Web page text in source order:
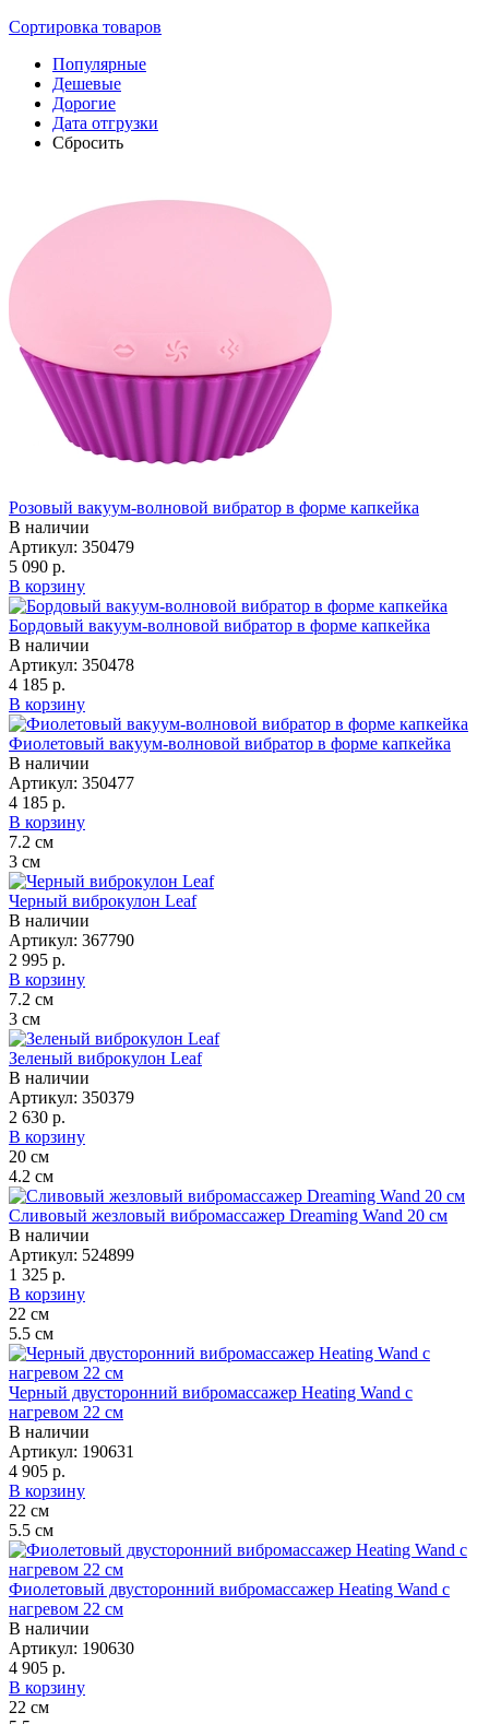
Сортировка товаров
Популярные
Дешевые
Дорогие
Дата отгрузки
Сбросить
Розовый вакуум-волновой вибратор в форме капкейка
В наличии
Артикул: 350479
5 090 р.
В корзину
Бордовый вакуум-волновой вибратор в форме капкейка
В наличии
Артикул: 350478
4 185 р.
В корзину
Фиолетовый вакуум-волновой вибратор в форме капкейка
В наличии
Артикул: 350477
4 185 р.
В корзину
7.2 см
3 см
Черный виброкулон Leaf
В наличии
Артикул: 367790
2 995 р.
В корзину
7.2 см
3 см
Зеленый виброкулон Leaf
В наличии
Артикул: 350379
2 630 р.
В корзину
20 см
4.2 см
Сливовый жезловый вибромассажер Dreaming Wand 20 см
В наличии
Артикул: 524899
1 325 р.
В корзину
22 см
5.5 см
Черный двусторонний вибромассажер Heating Wand с
нагревом 22 см
В наличии
Артикул: 190631
4 905 р.
В корзину
22 см
5.5 см
Фиолетовый двусторонний вибромассажер Heating Wand с
нагревом 22 см
В наличии
Артикул: 190630
4 905 р.
В корзину
22 см